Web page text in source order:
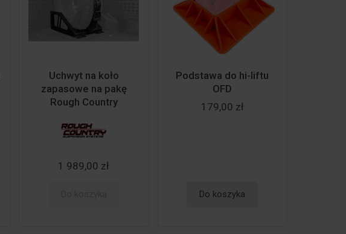
Uchwyt na koło
zapasowe na pakę
Rough Country
1 989,00 zł
Podstawa do hi-liftu
OFD
179,00 zł
Do koszyka